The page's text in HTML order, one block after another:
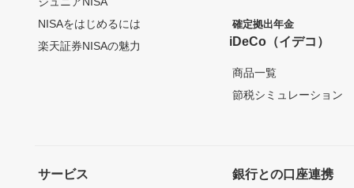
NISAをはじめるには
楽天証券NISAの魅力
確定拠出年金
iDeCo（イデコ）
商品一覧
節税シミュレーション
サービス 銀行との口座連携